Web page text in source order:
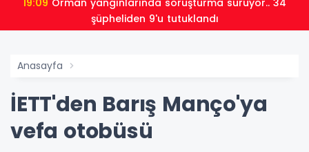
19:09
şüpheliden 9'u tutuklandı
Anasayfa
İETT'den Barış Manço'ya
vefa otobüsü